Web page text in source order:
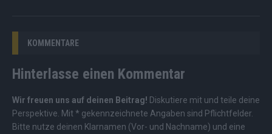
KOMMENTARE
Hinterlasse einen Kommentar
Wir freuen uns auf deinen Beitrag! Diskutiere mit und teile deine
Perspektive. Mit * gekennzeichnete Angaben sind Pflichtfelder.
Bitte nutze deinen Klarnamen (Vor- und Nachname) und eine